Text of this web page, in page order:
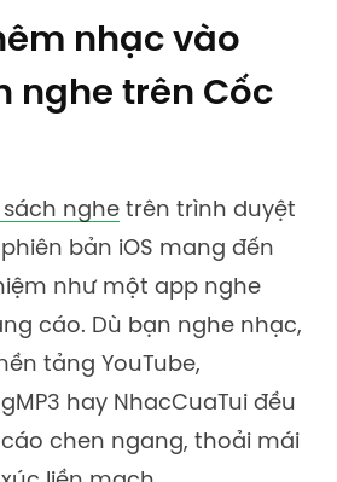
nhạc vào
nghe trên Cốc
sách nghe trên trình duyệt
phiên bản iOS mang đến
như một app nghe
cáo. Dù bạn nghe nhạc,
tảng YouTube,
hay NhacCuaTui đều
chen ngang, thoải mái